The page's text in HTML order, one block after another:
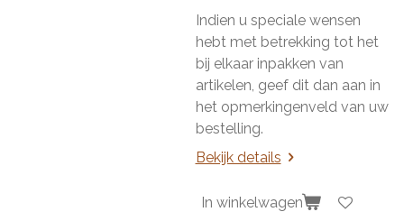
Indien u speciale wensen
hebt met betrekking tot het
bij elkaar inpakken van
artikelen, geef dit dan aan in
het opmerkingenveld van uw
bestelling.
Bekijk details
In winkelwagen